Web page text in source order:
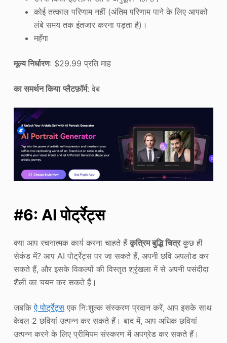
कोई तत्काल परिणाम नहीं (अंतिम परिणाम पाने के लिए आपको
लंबे समय तक इंतजार करना पड़ता है)।
महँगा
मूल्य निर्धारण: $29.99 प्रति माह
का समर्थन किया प्लैटफ़ॉर्म: वेब
#6: AI पोर्ट्रेट्स
क्या आप रचनात्मक कार्य करना चाहते हैंकृत्रिम बुद्धि चित्रकुछ ही
सेकंड में? आप AI पोर्ट्रेट्स पर जा सकते हैं, अपनी छवि अपलोड कर
सकते हैं, और इसके विकल्पों की विस्तृत श्रृंखला में से अपनी पसंदीदा
शैली का चयन कर सकते हैं।
जबकिऐ पोर्ट्रेट्सएक निःशुल्क संस्करण प्रदान करें, आप इसके साथ
केवल 2 छवियां उत्पन्न कर सकते हैं। बाद में, आप अधिक छवियां
उत्पन्न करने के लिए प्रीमियम संस्करण में अपग्रेड कर सकते हैं।